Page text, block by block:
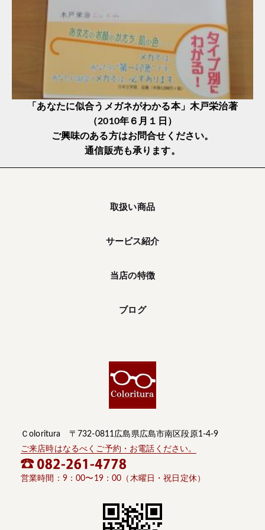
「あなたに似合うメガネがわかる本」木戸栄治著
（2010年６月１日）
ご興味のある方はお問合せください。
通信販売も承ります。
取扱い商品
サービス紹介
当店の特徴
ブログ
Ｃoloritura 〒732-0811広島県広島市南区段原1-4-9
ご来店時はなるべくご予約・お電話ください。
営業時間：9：00〜19：00（木曜日・祝日定休）